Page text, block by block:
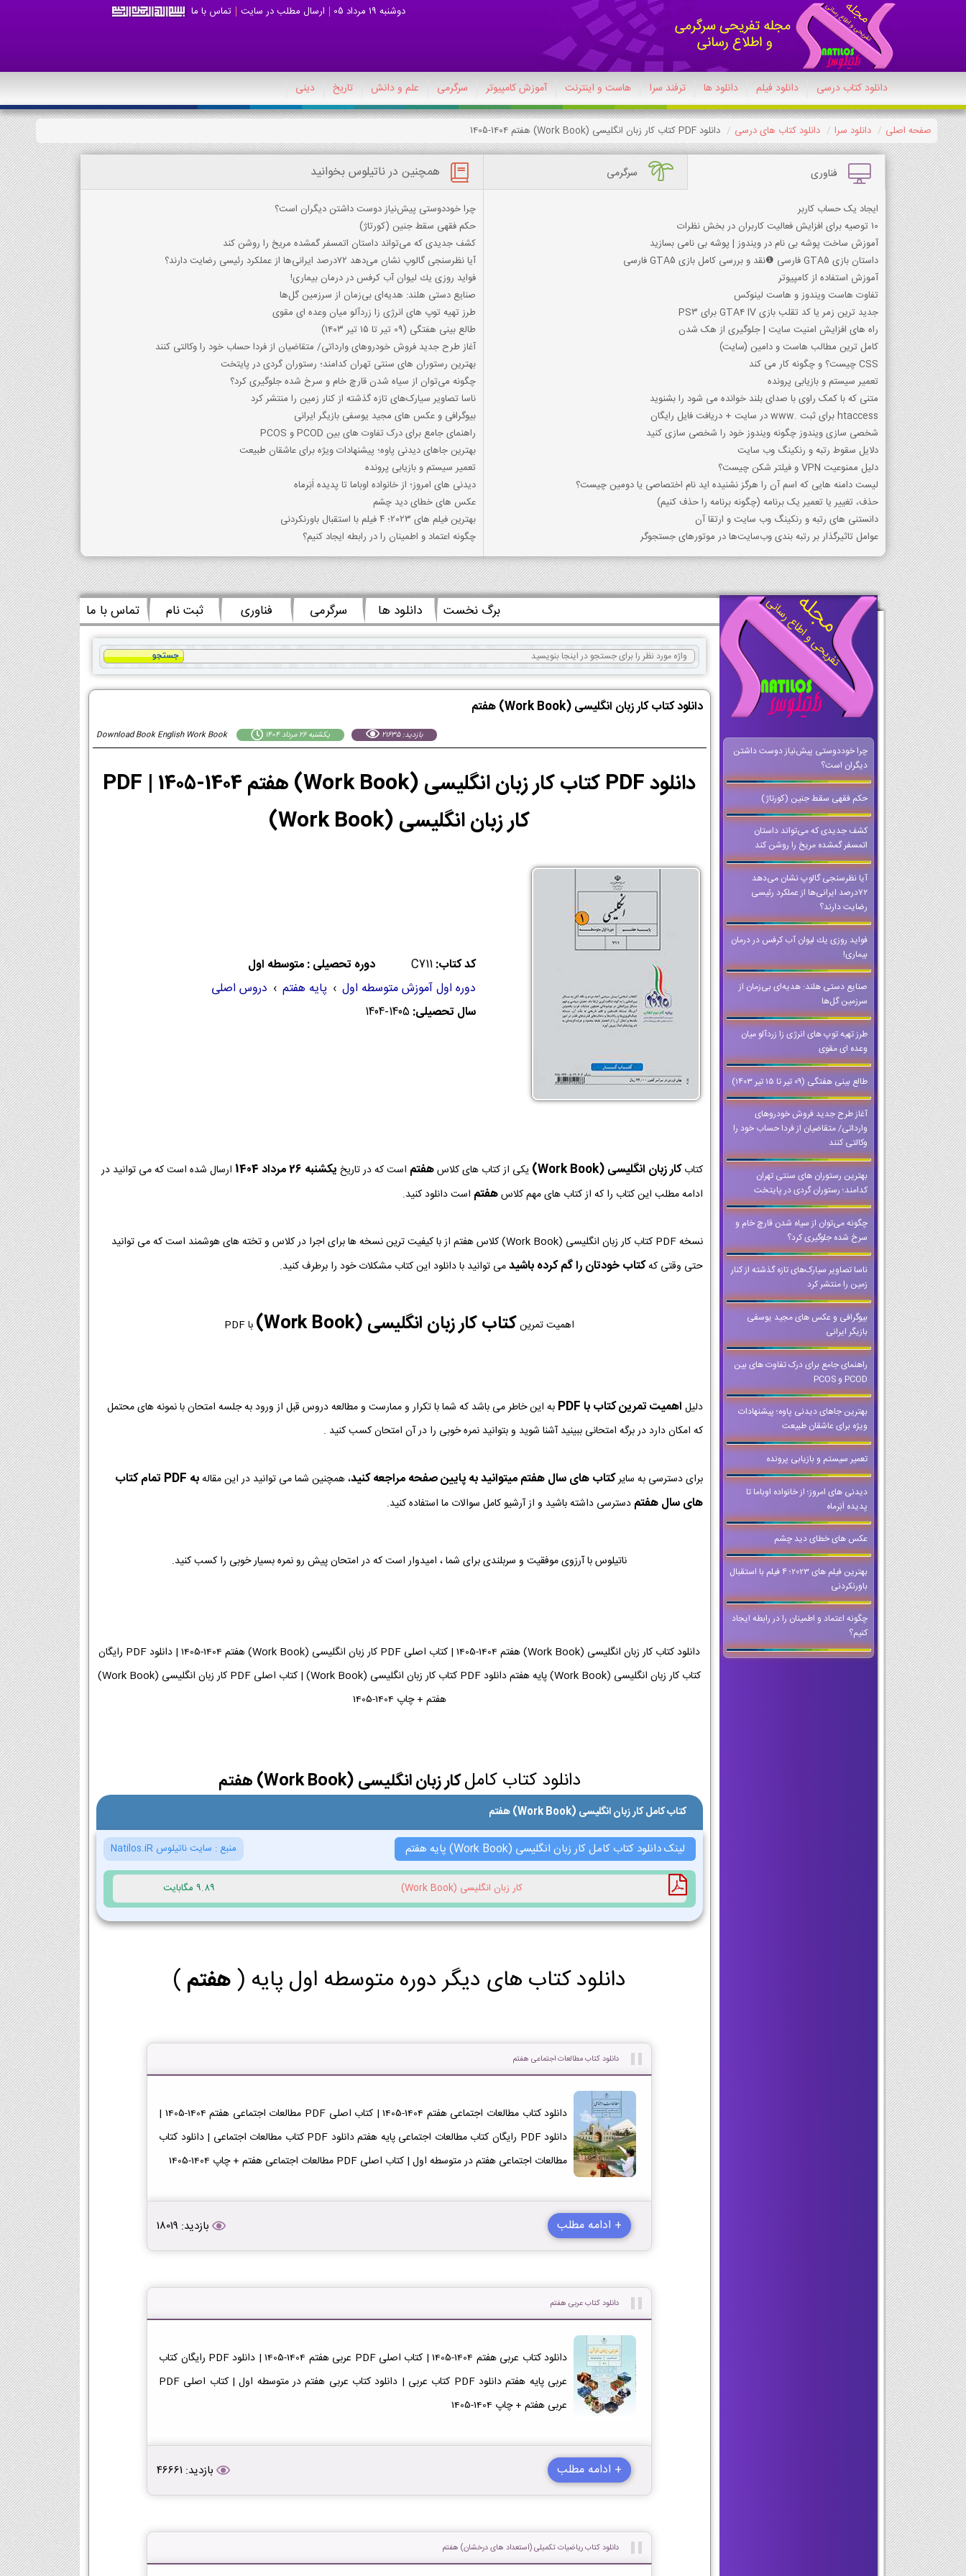
دوشنبه 19 مرداد 05 ارسال مطلب در سایت تماس با ما
دانلود کتاب درسی دانلود فیلم دانلود ها ترفند سرا هاست و اینترنت آموزش کامپیوتر سرگرمی علم و دانش تاریخ دینی
صفحه اصلی دانلود سرا دانلود کتاب های درسی دانلود PDF کتاب کار زبان انگلیسی (Work Book) هفتم 1404-1405
فناوری سرگرمی
ایجاد یک حساب کاربر
10 توصیه برای افزایش فعالیت کاربران در بخش نظرات
آموزش ساخت پوشه بی نام در ویندوز | پوشه بی نامی بسازید
داستان بازی GTA5 فارسی ❶نقد و بررسی کامل بازی GTA5 فارسی
آموزش استفاده از کامپیوتر
تفاوت هاست ویندوز و هاست لینوکس
جدید ترین زمر یا کد تقلب بازی GTA4 IV برای PS3
راه های افزایش امنیت سایت | جلوگیری از هک شدن
کامل ترین مطالب هاست و دامین (سایت)
CSS چیست؟ و چگونه کار می کند
تعمیر سیستم و بازیابی پرونده
متنی که با کمک راوی با صدای بلند خوانده می شود را بشنوید
htaccess برای ثبت .www در سایت + دریافت فایل رایگان
شخصی سازی ویندوز چگونه ویندوز خود را شخصی سازی کنید
دلایل سقوط رتبه و رنکینگ وب سایت
دلیل ممنوعیت VPN و فیلتر شكن چیست؟
لیست دامنه هایی که اسم آن را هرگز نشنیده اید نام اختصاصي يا دومين چيست؟
حذف، تغییر یا تعمیر یک برنامه (چگونه برنامه را حذف کنیم)
دانستنی های رتبه و رنکینگ وب سایت و ارتقا آن
عوامل تاثیرگذار بر رتبه بندی وب‌سایت‌ها در موتورهای جستجوگر
همچنین در ناتیلوس بخوانید
چرا خوددوستی پیش‌نیاز دوست داشتن دیگران است؟
حکم فقهی سقط جنین (کورتاژ)
کشف جدیدی که می‌تواند داستان اتمسفر گمشده مریخ را روشن کند
آیا نظرسنجی گالوپ نشان می‌دهد ۷۲درصد ایرانی‌ها از عملکرد رئیسی رضایت دارند؟
فواید روزی یك لیوان آب كرفس در درمان بیماری!
صنایع دستی هلند: هدیه‌ای بی‌زمان از سرزمین گل‌ها
طرز تهیه توپ های انرژی زا زردآلو میان وعده ای مقوی
طالع بینی هفتگی (09 تیر تا 15 تیر 1403)
آغاز طرح جدید فروش خودروهای وارداتی/ متقاضیان از فردا حساب خود را وکالتی کنند
بهترین رستوران های سنتی تهران کدامند؛ رستوران گردی در پایتخت
چگونه می‌توان از سیاه شدن قارچ خام و سرخ شده جلوگیری کرد؟
ناسا تصاویر سیارک‌های تازه گذشته از کنار زمین را منتشر کرد
بیوگرافی و عکس های مجید یوسفی بازیگر ایرانی
راهنمای جامع برای درک تفاوت های بین PCOD و PCOS
بهترین جاهای دیدنی پاوه؛ پیشنهادات ویژه برای عاشقان طبیعت
تعمیر سیستم و بازیابی پرونده
دیدنی های امروز؛ از خانواده اوباما تا پدیده اَبَرماه
عکس های خطای دید چشم
بهترین فیلم های 2023؛ ۴ فیلم با استقبال باورنکردنی
چگونه اعتماد و اطمینان را در رابطه ایجاد کنیم؟
چرا خوددوستی پیش‌نیاز دوست داشتن
دیگران است؟
حکم فقهی سقط جنین (کورتاژ)
کشف جدیدی که می‌تواند داستان
اتمسفر گمشده مریخ را روشن کند
آیا نظرسنجی گالوپ نشان می‌دهد
۷۲درصد ایرانی‌ها از عملکرد رئیسی
رضایت دارند؟
فواید روزی یك لیوان آب كرفس در درمان
بیماری!
صنایع دستی هلند: هدیه‌ای بی‌زمان از
سرزمین گل‌ها
طرز تهیه توپ های انرژی زا زردآلو میان
وعده ای مقوی
طالع بینی هفتگی (09 تیر تا 15 تیر 1403)
آغاز طرح جدید فروش خودروهای
وارداتی/ متقاضیان از فردا حساب خود را
وکالتی کنند
بهترین رستوران های سنتی تهران
کدامند؛ رستوران گردی در پایتخت
چگونه می‌توان از سیاه شدن قارچ خام و
سرخ شده جلوگیری کرد؟
ناسا تصاویر سیارک‌های تازه گذشته از کنار
زمین را منتشر کرد
بیوگرافی و عکس های مجید یوسفی
بازیگر ایرانی
راهنمای جامع برای درک تفاوت های بین
PCOD و PCOS
بهترین جاهای دیدنی پاوه؛ پیشنهادات
ویژه برای عاشقان طبیعت
تعمیر سیستم و بازیابی پرونده
دیدنی های امروز؛ از خانواده اوباما تا
پدیده اَبَرماه
عکس های خطای دید چشم
بهترین فیلم های 2023؛ ۴ فیلم با استقبال
باورنکردنی
چگونه اعتماد و اطمینان را در رابطه ایجاد
کنیم؟
برگ نخست دانلود ها سرگرمی فناوری ثبت نام تماس با ما
دانلود کتاب کار زبان انگلیسی (Work Book) هفتم
Download Book English Work Book يكشنبه 26 مرداد 1404 بازدید: 21635
دانلود PDF کتاب کار زبان انگلیسی (Work Book) هفتم 1404-1405 | PDF
کار زبان انگلیسی (Work Book)
کد کتاب:C711
دوره تحصیلی : متوسطه اول
دوره اول آموزش متوسطه اول › پایه هفتم › دروس اصلی
سال تحصیلی: 1404-1405
کتابکار زبان انگلیسی (Work Book) یکی از کتاب های کلاسهفتم است که در تاریخ يكشنبه 26 مرداد 1404
ارسال شده است که می توانید در
ادامه مطلب این کتاب را که از کتاب های مهم کلاسهفتم است دانلود کنید.
نسخه PDF کتاب کار زبان انگلیسی (Work Book) کلاس هفتم از با کیفیت ترین نسخه ها برای اجرا در کلاس و تخته های هوشمند است که می توانید
حتی وقتی کهکتاب خودتان را گم کرده باشیدمی توانید با دانلود این کتاب مشکلات خود را برطرف کنید.
اهمیت تمرینکتاب کار زبان انگلیسی (Work Book) با PDF
دلیل اهمیت تمرین کتاب با PDF
به این خاطر می باشد که شما با تکرار و ممارست و مطالعه دروس قبل از ورود به جلسه امتحان با نمونه های محتمل
که امکان دارد در برگه امتحانی ببینید آشنا شوید و بتوانید نمره خوبی را در آن امتحان کسب کنید .
برای دسترسی به سایرکتاب های سال هفتم میتوانید به پایین صفحه مراجعه کنید، همچنین شما می توانید در این مقاله
به PDF تمام کتاب
های سال هفتم دسترسی داشته باشید و از آرشیو کامل سوالات ما استفاده کنید.
ناتیلوس با آرزوی موفقیت و سربلندی برای شما ، امیدوار است که در امتحان پیش رو نمره بسیار خوبی را کسب کنید.
دانلود کتاب کار زبان انگلیسی (Work Book) هفتم 1404-1405 | کتاب اصلی PDF کار زبان انگلیسی (Work Book) هفتم 1404-1405 | دانلود PDF رایگان
کتاب کار زبان انگلیسی (Work Book) پایه هفتم دانلود PDF کتاب کار زبان انگلیسی (Work Book) | کتاب اصلی PDF کار زبان انگلیسی (Work Book)
هفتم + چاپ 1404-1405
دانلود کتاب کاملکار زبان انگلیسی (Work Book) هفتم
کتاب کامل کار زبان انگلیسی (Work Book) هفتم
لینک دانلود کتاب کامل کار زبان انگلیسی (Work Book) پایه هفتم منبع : سایت ناتیلوس Natilos.iR
کار زبان انگلیسی (Work Book) 9.89 مگابایت
دانلود کتاب های دیگر دوره متوسطه اول پایه (هفتم )
دانلود کتاب مطالعات اجتماعی هفتم
دانلود کتاب مطالعات اجتماعی هفتم 1404-1405 | کتاب اصلی PDF مطالعات اجتماعی هفتم 1404-1405 |
دانلود PDF رایگان کتاب مطالعات اجتماعی پایه هفتم دانلود PDF کتاب مطالعات اجتماعی | دانلود کتاب
مطالعات اجتماعی هفتم در متوسطه اول | کتاب اصلی PDF مطالعات اجتماعی هفتم + چاپ 1404-1405
+ ادامه مطلب بازدید: 18019
دانلود کتاب عربی هفتم
دانلود کتاب عربی هفتم 1404-1405 | کتاب اصلی PDF عربی هفتم 1404-1405 | دانلود PDF رایگان کتاب
عربی پایه هفتم دانلود PDF کتاب عربی | دانلود کتاب عربی هفتم در متوسطه اول | کتاب اصلی PDF
عربی هفتم + چاپ 1404-1405
+ ادامه مطلب بازدید: 46661
دانلود کتاب ریاضیات تکمیلی (استعداد های درخشان) هفتم